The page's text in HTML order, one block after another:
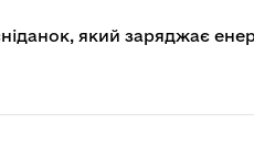
який заряджає